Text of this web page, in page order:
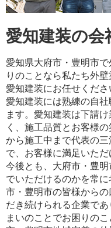
愛知建装の会
愛知県大府市・豊明市
りのことなら私たち外
愛知建装にお任せくださ
愛知建装には熟練の自
ます。愛知建装は下請
く、施工品質とお客様
から施工中まで代表の
で、お客様に満足いただ
今後とも、大府市・豊
でいただけるのかを常
市・豊明市の皆様から
だき続けられる企業で
まいのことでお困りの